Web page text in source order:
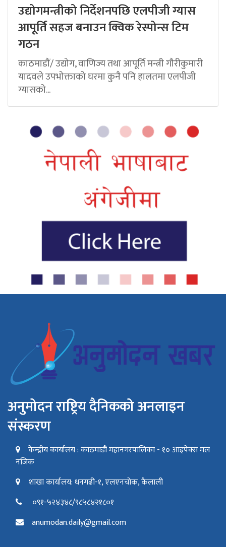
उद्योगमन्त्रीको निर्देशनपछि एलपीजी ग्यास
आपूर्ति सहज बनाउन क्विक रेस्पोन्स टिम
गठन
काठमाडौं/ उद्योग, वाणिज्य तथा आपूर्ति मन्त्री गौरीकुमारी
यादवले उपभोक्ताको घरमा कुनै पनि हालतमा एलपीजी
ग्यासको...
अनुमोदन राष्ट्रिय दैनिकको अनलाइन
संस्करण
केन्द्रीय कार्यालय : काठमाडौं महानगरपालिका - १० आइपेक्स मल
नजिक
शाखा कार्यालय: धनगढी-१, एलएनचोक, कैलाली
०९१-५२४३४८/९८५८४२१८०१
anumodan.daily@gmail.com